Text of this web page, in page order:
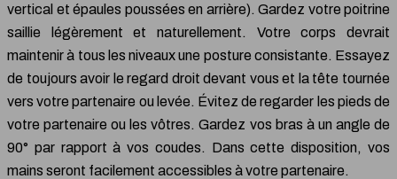
vertical et épaules poussées en arrière). Gardez votre poitrine
saillie légèrement et naturellement. Votre corps devrait
maintenir à tous les niveaux une posture consistante. Essayez
de toujours avoir le regard droit devant vous et la tête tournée
vers votre partenaire ou levée. Évitez de regarder les pieds de
votre partenaire ou les vôtres. Gardez vos bras à un angle de
90° par rapport à vos coudes. Dans cette disposition, vos
mains seront facilement accessibles à votre partenaire.